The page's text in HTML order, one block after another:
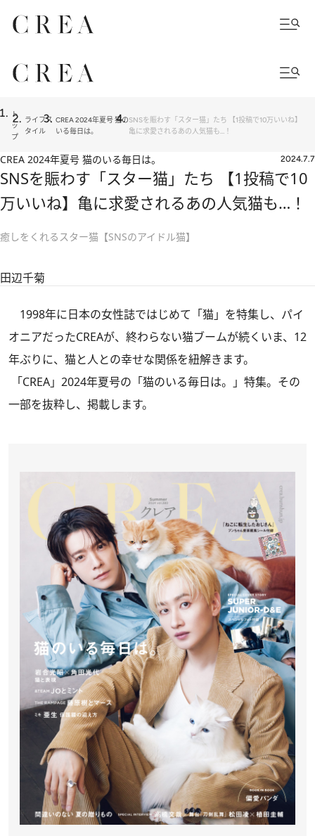
ト
ッ
プ
ライフス
タイル
CREA 2024年夏号 猫の
いる毎日は。
SNSを賑わす「スター猫」たち 【1投稿で10万いいね】
亀に求愛されるあの人気猫も…！
CREA 2024年夏号 猫のいる毎日は。 2024.7.7
SNSを賑わす「スター猫」たち 【1投稿で10
万いいね】亀に求愛されるあの人気猫も…！
癒しをくれるスター猫【SNSのアイドル猫】
田辺千菊
1998年に日本の女性誌ではじめて「猫」を特集し、パイ
オニアだったCREAが、終わらない猫ブームが続くいま、12
年ぶりに、猫と人との幸せな関係を紐解きます。
「CREA」2024年夏号の「猫のいる毎日は。」特集。その
一部を抜粋し、掲載します。